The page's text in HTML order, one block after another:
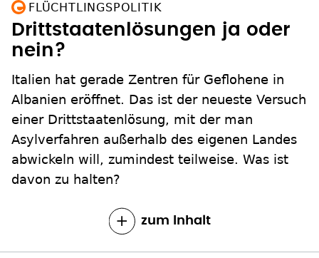
FLÜCHTLINGSPOLITIK
Drittstaatenlösungen ja oder
nein?
Italien hat gerade Zentren für Geflohene in
Albanien eröffnet. Das ist der neueste Versuch
einer Drittstaatenlösung, mit der man
Asylverfahren außerhalb des eigenen Landes
abwickeln will, zumindest teilweise. Was ist
davon zu halten?
zum Inhalt